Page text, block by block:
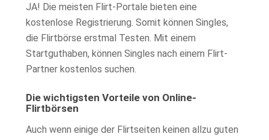
JA! Die meisten Flirt-Portale bieten eine
kostenlose Registrierung. Somit können Singles,
die Flirtbörse erstmal Testen. Mit einem
Startguthaben, können Singles nach einem Flirt-
Partner kostenlos suchen.
Die wichtigsten Vorteile von Online-
Flirtbörsen
Auch wenn einige der Flirtseiten keinen allzu guten